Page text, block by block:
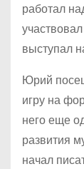
работал
выступал
Юрий
игру на
него еще
развития
начал